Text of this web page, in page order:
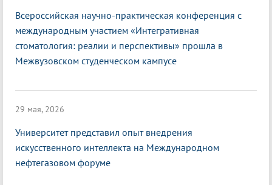
Всероссийская научно-практическая конференция с
международным участием «Интегративная
стоматология: реалии и перспективы» прошла в
Межвузовском студенческом кампусе
29 мая, 2026
Университет представил опыт внедрения
искусственного интеллекта на Международном
нефтегазовом форуме